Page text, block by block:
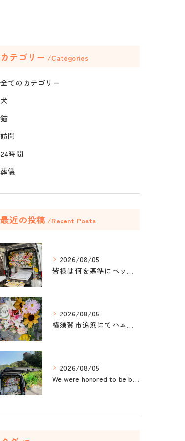
カテゴリー Categories
全てのカテゴリー
犬
猫
訪問
24時間
葬儀
最近の投稿 Recent Posts
2026/08/05
皆様は何を基準にペット葬儀社を選びますか？
2026/08/05
横須賀市追浜にてハムスターのみかんちゃんのペット火葬のお手伝...
2026/08/05
We were honored to be by your ...